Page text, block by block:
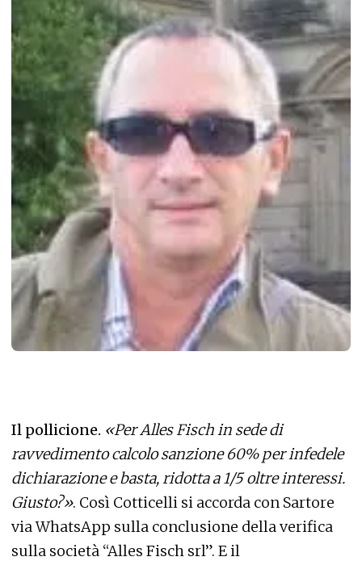
Il pollicione. «Per Alles Fisch in sede di
ravvedimento calcolo sanzione 60% per infedele
dichiarazione e basta, ridotta a 1/5 oltre interessi.
Giusto?». Così Cotticelli si accorda con Sartore
via WhatsApp sulla conclusione della verifica
sulla società “Alles Fisch srl”. E il